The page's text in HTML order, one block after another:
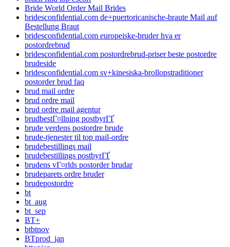
Bride World Order Mail Brides
bridesconfidential.com de+puertoricanische-braute Mail auf
Bestellung Braut
bridesconfidential.com europeiske-bruder hva er
postordrebrud
bridesconfidential.com postordrebrud-priser beste postordre
brudeside
bridesconfidential.com sv+kinesiska-brollopstraditioner
postorder brud faq
brud mail ordre
brud ordre mail
brud ordre mail agentur
brudbestГ¤llning postbyrГҐ
brude verdens postordre brude
brude-tjenester til top mail-ordre
brudebestillings mail
brudebestillings postbyrГҐ
brudens vГ¤rlds postorder brudar
brudeparets ordre bruder
brudepostordre
bt
bt_aug
bt_sep
BT+
btbtnov
BTprod_jan